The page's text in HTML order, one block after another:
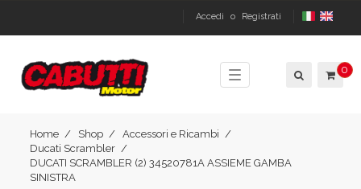
Accedi o Registrati
Toggle
navigation
0
Home Shop
Accessori e Ricambi
Ducati Scrambler
DUCATI SCRAMBLER (2) 34520781A ASSIEME GAMBA
SINISTRA